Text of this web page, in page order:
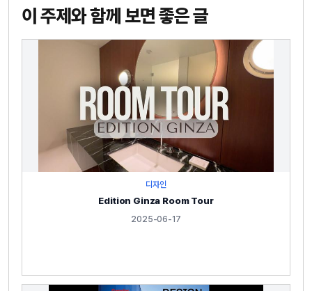
이 주제와 함께 보면 좋은 글
디자인
Edition Ginza Room Tour
2025-06-17